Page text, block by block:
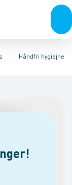
BD.dk services
Håndfri hygiejne
Lygter